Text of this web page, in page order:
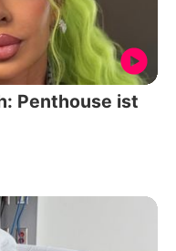
Penthouse ist